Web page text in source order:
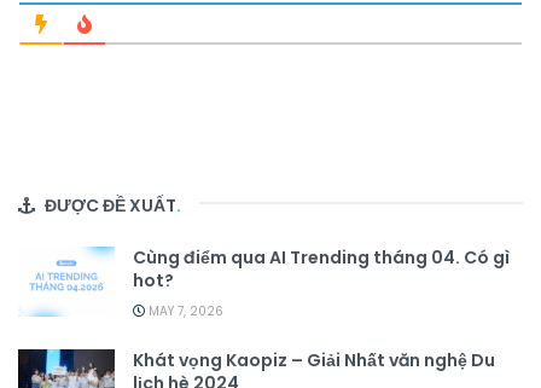
ĐƯỢC ĐỀ XUẤT.
Cùng điểm qua AI Trending tháng 04. Có gì
hot?
MAY 7, 2026
Khát vọng Kaopiz – Giải Nhất văn nghệ Du